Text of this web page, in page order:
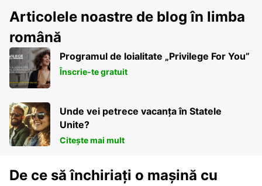
Articolele noastre de blog în limba
română
Programul de loialitate „Privilege For You”
Înscrie-te gratuit
Unde vei petrece vacanța în Statele
Unite?
Citește mai mult
De ce să închiriați o mașină cu